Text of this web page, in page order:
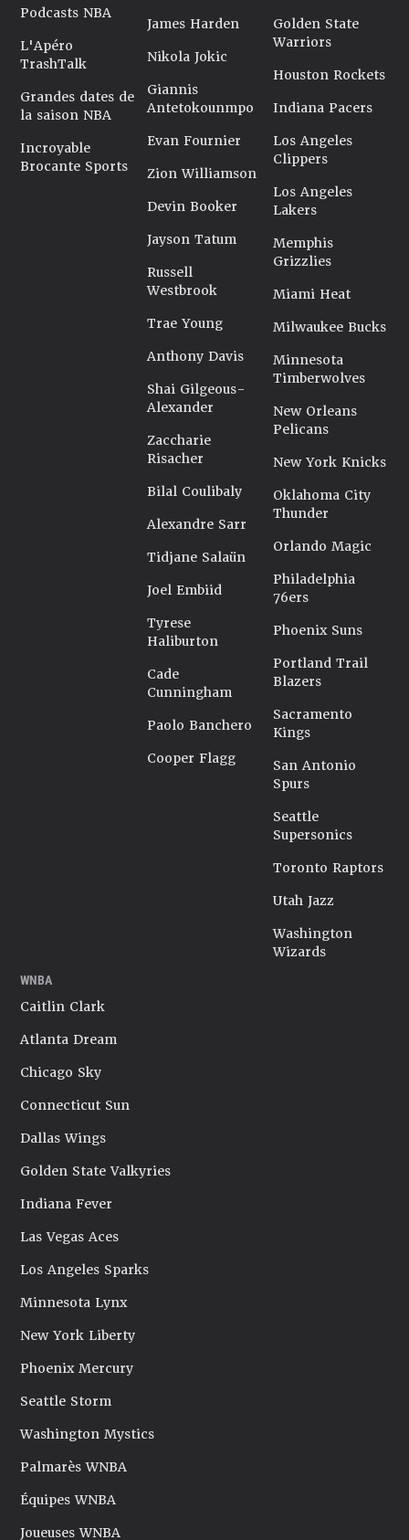
Podcasts NBA
L'Apéro
TrashTalk
Grandes dates de
la saison NBA
Incroyable
Brocante Sports
James Harden
Nikola Jokic
Giannis
Antetokounmpo
Evan Fournier
Zion Williamson
Devin Booker
Jayson Tatum
Russell
Westbrook
Trae Young
Anthony Davis
Shai Gilgeous-
Alexander
Zaccharie
Risacher
Bilal Coulibaly
Alexandre Sarr
Tidjane Salaün
Joel Embiid
Tyrese
Haliburton
Cade
Cunningham
Paolo Banchero
Cooper Flagg
Golden State
Warriors
Houston Rockets
Indiana Pacers
Los Angeles
Clippers
Los Angeles
Lakers
Memphis
Grizzlies
Miami Heat
Milwaukee Bucks
Minnesota
Timberwolves
New Orleans
Pelicans
New York Knicks
Oklahoma City
Thunder
Orlando Magic
Philadelphia
76ers
Phoenix Suns
Portland Trail
Blazers
Sacramento
Kings
San Antonio
Spurs
Seattle
Supersonics
Toronto Raptors
Utah Jazz
Washington
Wizards
WNBA
Caitlin Clark
Atlanta Dream
Chicago Sky
Connecticut Sun
Dallas Wings
Golden State Valkyries
Indiana Fever
Las Vegas Aces
Los Angeles Sparks
Minnesota Lynx
New York Liberty
Phoenix Mercury
Seattle Storm
Washington Mystics
Palmarès WNBA
Équipes WNBA
Joueuses WNBA